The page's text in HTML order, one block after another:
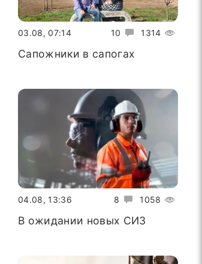
10 1314
03.08, 07:14
Сапожники в сапогах
8 1058
04.08, 13:36
В ожидании новых СИЗ